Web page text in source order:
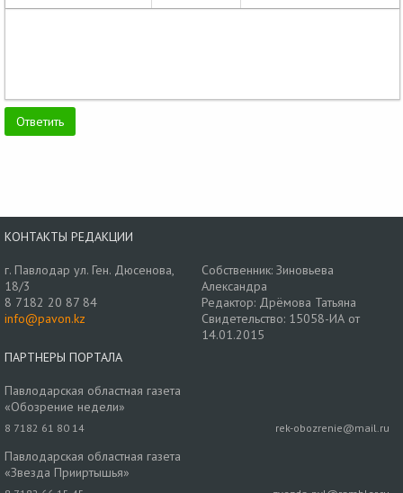
КОНТАКТЫ РЕДАКЦИИ
г. Павлодар ул. Ген. Дюсенова,
18/3
8 7182 20 87 84
info@pavon.kz
Собственник: Зиновьева
Александра
Редактор: Дрёмова Татьяна
Свидетельство: 15058-ИА от
14.01.2015
ПАРТНЕРЫ ПОРТАЛА
Павлодарская областная газета
«Обозрение недели»
8 7182 61 80 14 rek-obozrenie@mail.ru
Павлодарская областная газета
«Звезда Прииртышья»